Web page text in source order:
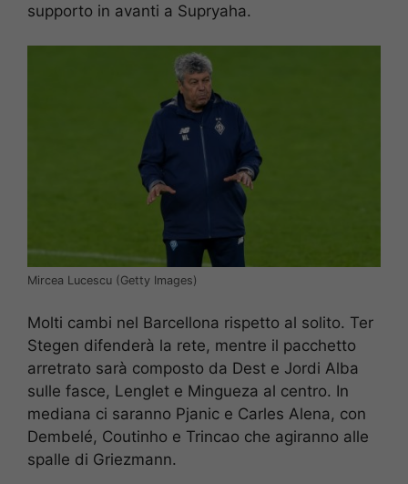
supporto in avanti a Supryaha.
Mircea Lucescu (Getty Images)
Molti cambi nel Barcellona rispetto al solito. Ter
Stegen difenderà la rete, mentre il pacchetto
arretrato sarà composto da Dest e Jordi Alba
sulle fasce, Lenglet e Mingueza al centro. In
mediana ci saranno Pjanic e Carles Alena, con
Dembelé, Coutinho e Trincao che agiranno alle
spalle di Griezmann.